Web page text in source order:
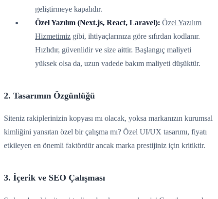
geliştirmeye kapalıdır.
Özel Yazılım (Next.js, React, Laravel): Özel Yazılım
Hizmetimiz gibi, ihtiyaçlarınıza göre sıfırdan kodlanır.
Hızlıdır, güvenlidir ve size aittir. Başlangıç maliyeti
yüksek olsa da, uzun vadede bakım maliyeti düşüktür.
2. Tasarımın Özgünlüğü
Siteniz rakiplerinizin kopyası mı olacak, yoksa markanızın kurumsal
kimliğini yansıtan özel bir çalışma mı? Özel UI/UX tasarımı, fiyatı
etkileyen en önemli faktördür ancak marka prestijiniz için kritiktir.
3. İçerik ve SEO Çalışması